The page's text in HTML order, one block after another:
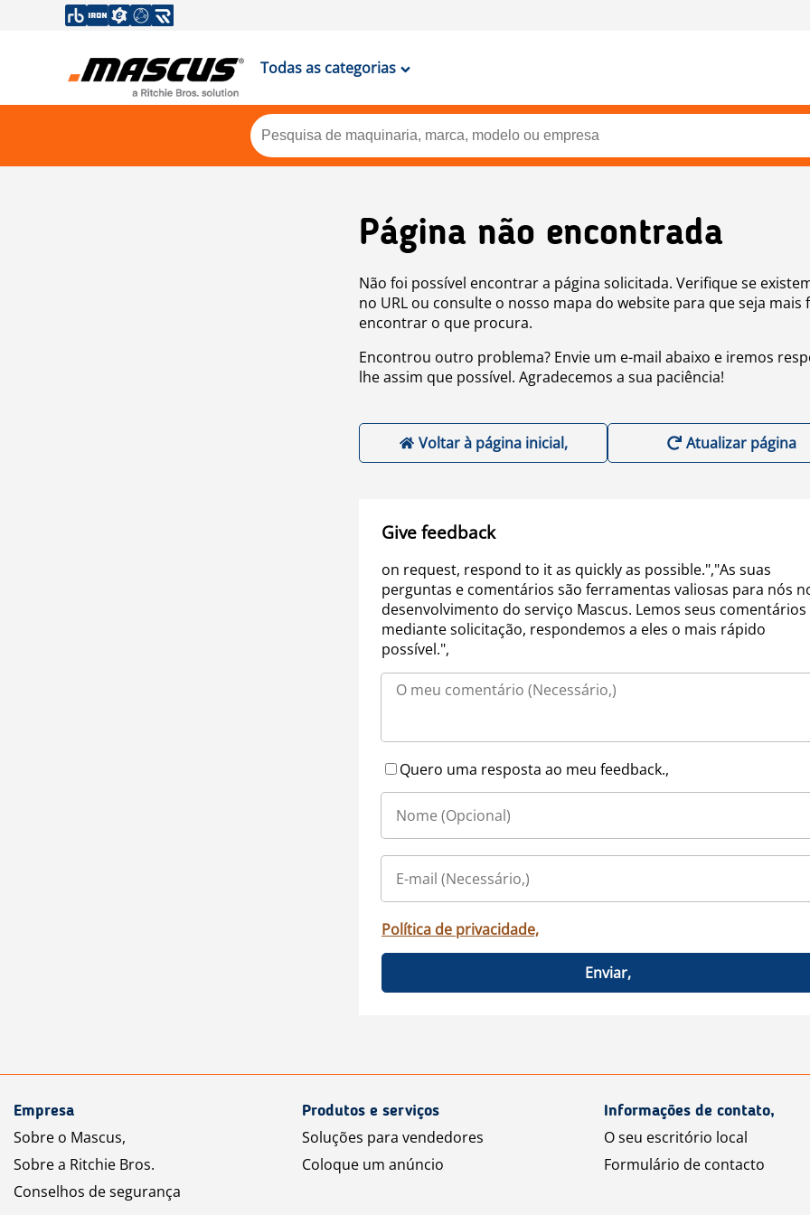
Todas as categorias
Página não encontrada
Não foi possível encontrar a página solicitada. Verifique se
no URL ou consulte o nosso mapa do website para que seja mais
encontrar o que procura.
Encontrou outro problema? Envie um e-mail abaixo e iremos
lhe assim que possível. Agradecemos a sua paciência!
Voltar à página inicial, Atualizar página
Give feedback
on request, respond to it as quickly as possible.","As suas
perguntas e comentários são ferramentas valiosas para nós
desenvolvimento do serviço Mascus. Lemos seus comentários
mediante solicitação, respondemos a eles o mais rápido
possível.",
Quero uma resposta ao meu feedback.,
Política de privacidade,
Enviar,
Empresa
Sobre o Mascus,
Sobre a Ritchie Bros.
Conselhos de segurança
Produtos e serviços
Soluções para vendedores
Coloque um anúncio
Informações de contato,
O seu escritório local
Formulário de contacto